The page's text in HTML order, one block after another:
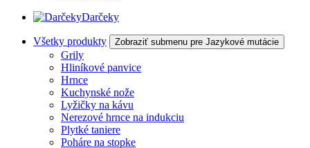
Darčeky
Všetky produkty Zobraziť submenu pre Jazykové mutácie
Grily
Hliníkové panvice
Hrnce
Kuchynské nože
Lyžičky na kávu
Nerezové hrnce na indukciu
Plytké taniere
Poháre na stopke